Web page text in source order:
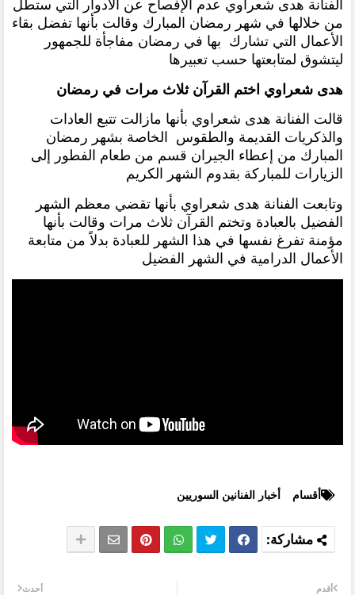
من خلالها في شهر رمضان المبارك وقالت بأنها تفضل بقاء
الأعمال التي تشارك بها في رمضان مفاجأة للجمهور
ليتشوق لمتابعتها حسب تعبيرها
هدى شعراوي اختم القرآن ثلاث مرات في رمضان
قالت الفنانة هدى شعراوي بأنها مازالت تتبع العادات
والذكريات القديمة والطقوس الخاصة بشهر رمضان
المبارك من إعطاء الجيران قسم من طعام الفطور إلى
الزيارات للمباركة بقدوم الشهر الكريم
وتابعت الفنانة هدى شعراوي بأنها تقضي معظم الشهر
الفضيل بالعبادة وتختم القرآن ثلاث مرات وقالت بأنها
مؤمنة تفرغ نفسها في هذا الشهر للعبادة بدلاً من متابعة
الأعمال الدرامية في الشهر الفضيل
أقسام أخبار الفنانين السوريين
أحدث أقدم